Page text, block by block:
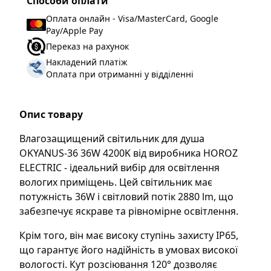
Оплата онлайн - Visa/MasterCard, Google
Pay/Apple Pay
Переказ на рахунок
Накладений платіж
Оплата при отриманні у відділенні
Опис товару
Влагозащищений світильник для душа
OKYANUS-36 36W 4200K від виробника HOROZ
ELECTRIC - ідеальний вибір для освітлення
вологих приміщень. Цей світильник має
потужність 36W і світловий потік 2880 lm, що
забезпечує яскраве та рівномірне освітлення.
Крім того, він має високу ступінь захисту IP65,
що гарантує його надійність в умовах високої
вологості. Кут розсіювання 120° дозволяє